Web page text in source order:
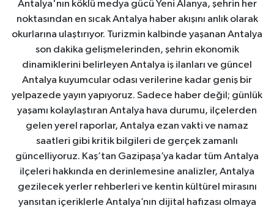
Antalya'nın köklü medya gücü Yeni Alanya, şehrin her
noktasından en sıcak Antalya haber akışını anlık olarak
okurlarına ulaştırıyor. Turizmin kalbinde yaşanan Antalya
son dakika gelişmelerinden, şehrin ekonomik
dinamiklerini belirleyen Antalya iş ilanları ve güncel
Antalya kuyumcular odası verilerine kadar geniş bir
yelpazede yayın yapıyoruz. Sadece haber değil; günlük
yaşamı kolaylaştıran Antalya hava durumu, ilçelerden
gelen yerel raporlar, Antalya ezan vakti ve namaz
saatleri gibi kritik bilgileri de gerçek zamanlı
güncelliyoruz. Kaş’tan Gazipaşa’ya kadar tüm Antalya
ilçeleri hakkında en derinlemesine analizler, Antalya
gezilecek yerler rehberleri ve kentin kültürel mirasını
yansıtan içeriklerle Antalya’nın dijital hafızası olmaya